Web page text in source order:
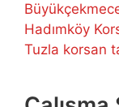
Hadımköy
Tuzla korsan